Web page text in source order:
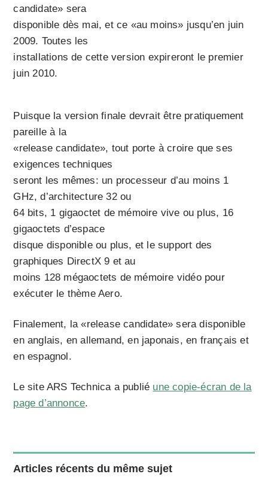
candidate» sera
disponible dès mai, et ce «au moins» jusqu’en juin
2009. Toutes les
installations de cette version expireront le premier
juin 2010.
Puisque la version finale devrait être pratiquement
pareille à la
«release candidate», tout porte à croire que ses
exigences techniques
seront les mêmes: un processeur d’au moins 1
GHz, d’architecture 32 ou
64 bits, 1 gigaoctet de mémoire vive ou plus, 16
gigaoctets d’espace
disque disponible ou plus, et le support des
graphiques DirectX 9 et au
moins 128 mégaoctets de mémoire vidéo pour
exécuter le thème Aero.
Finalement, la «release candidate» sera disponible
en anglais, en allemand, en japonais, en français et
en espagnol.
Le site ARS Technica a publié une copie-écran de la
page d’annonce.
Articles récents du même sujet